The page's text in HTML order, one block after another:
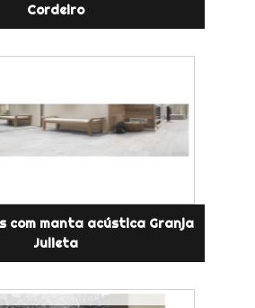
Cordeiro
com manta acústica Granja
Julieta